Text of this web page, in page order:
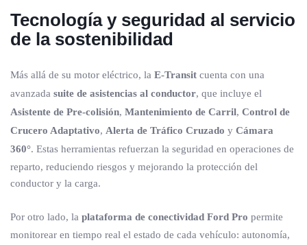
Tecnología y seguridad al servicio
de la sostenibilidad
Más allá de su motor eléctrico, la E-Transit cuenta con una
avanzada suite de asistencias al conductor, que incluye el
Asistente de Pre-colisión, Mantenimiento de Carril, Control de
Crucero Adaptativo, Alerta de Tráfico Cruzado y Cámara
360°. Estas herramientas refuerzan la seguridad en operaciones de
reparto, reduciendo riesgos y mejorando la protección del
conductor y la carga.
Por otro lado, la plataforma de conectividad Ford Pro permite
monitorear en tiempo real el estado de cada vehículo: autonomía,